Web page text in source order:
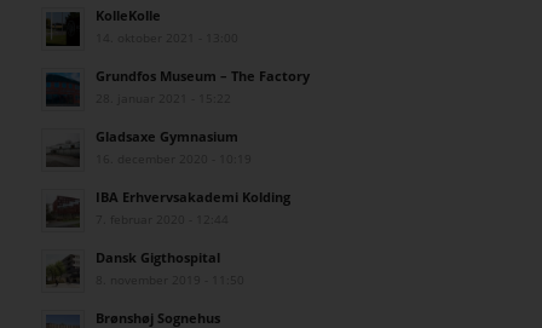
KolleKolle
Grundfos Museum – The Factory
Gladsaxe Gymnasium
IBA Erhvervsakademi Kolding
Dansk Gigthospital
Brønshøj Sognehus